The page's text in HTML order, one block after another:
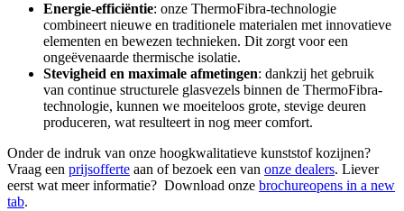
Energie-efficiëntie: onze ThermoFibra-technologie
combineert nieuwe en traditionele materialen met innovatieve
elementen en bewezen technieken. Dit zorgt voor een
ongeëvenaarde thermische isolatie.
Stevigheid en maximale afmetingen: dankzij het gebruik
van continue structurele glasvezels binnen de ThermoFibra-
technologie, kunnen we moeiteloos grote, stevige deuren
produceren, wat resulteert in nog meer comfort.
Onder de indruk van onze hoogkwalitatieve kunststof kozijnen?
Vraag een prijsofferte aan of bezoek een van onze dealers. Liever
eerst wat meer informatie? Download onze brochureopens in a new
tab.